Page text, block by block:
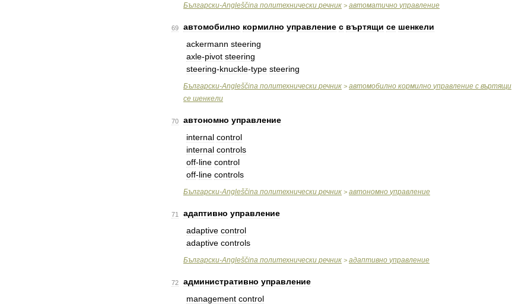
Български-Angleščina политехнически речник > автоматично управление
69 автомобилно кормилно управление с въртящи се шенкели
ackermann steering
axle-pivot steering
steering-knuckle-type steering
Български-Angleščina политехнически речник > автомобилно кормилно управление с въртящи
се шенкели
70 автономно управление
internal control
internal controls
off-line control
off-line controls
Български-Angleščina политехнически речник > автономно управление
71 адаптивно управление
adaptive control
adaptive controls
Български-Angleščina политехнически речник > адаптивно управление
72 административно управление
management control